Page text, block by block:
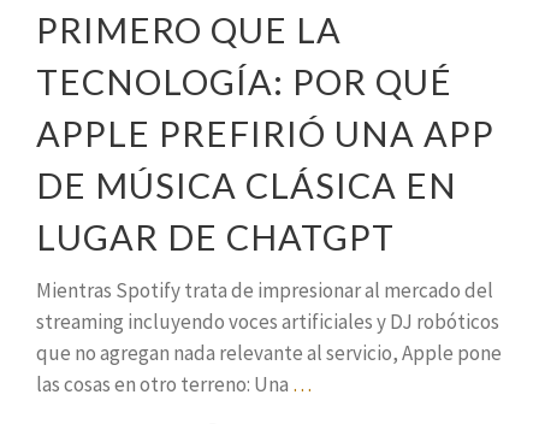
PRIMERO QUE LA
TECNOLOGÍA: POR QUÉ
APPLE PREFIRIÓ UNA APP
DE MÚSICA CLÁSICA EN
LUGAR DE CHATGPT
Mientras Spotify trata de impresionar al mercado del
streaming incluyendo voces artificiales y DJ robóticos
que no agregan nada relevante al servicio, Apple pone
las cosas en otro terreno: Una …